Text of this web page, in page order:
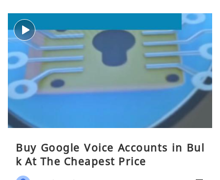
Buy Google Voice Accounts in Bul
k At The Cheapest Price